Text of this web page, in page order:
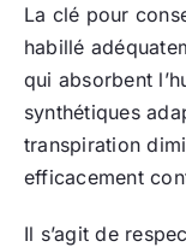
La clé pour
habillé
qui absorbent
synthétiques
transpiration
efficacement
Il s’agit de